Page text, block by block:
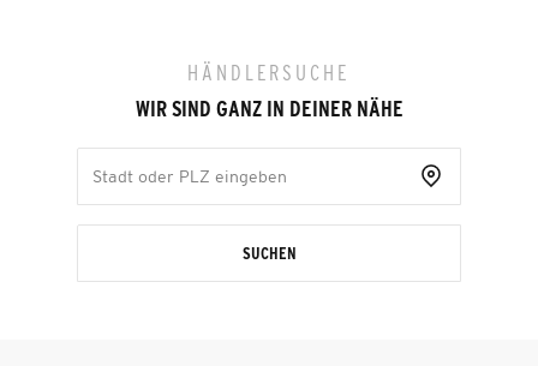
HÄNDLERSUCHE
WIR SIND GANZ IN DEINER NÄHE
SUCHEN